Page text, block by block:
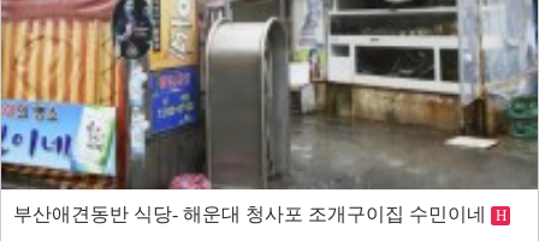
부산애견동반 식당- 해운대 청사포 조개구이집 수민이네 H